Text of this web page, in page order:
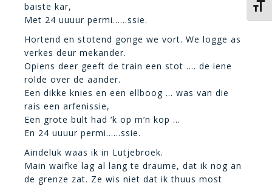
baiste kar,
Met 24 uuuur permi……ssie.
Hortend en stotend gonge we vort. We logge as
verkes deur mekander.
Opiens deer geeft de train een stot …. de iene
rolde over de aander.
Een dikke knies en een ellboog … was van die
rais een arfenissie,
Een grote bult had ‘k op m’n kop …
En 24 uuuur permi……ssie.
Aindeluk waas ik in Lutjebroek.
Main waifke lag al lang te draume, dat ik nog an
de grenze zat. Ze wis niet dat ik thuus most